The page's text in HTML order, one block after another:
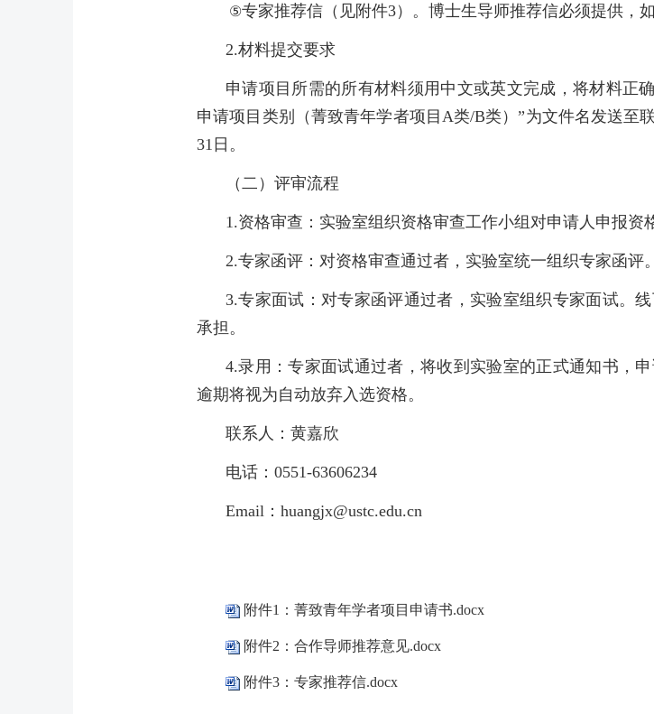
⑤专家推荐信（见附件3）。博士生导师推荐信必须提供，
2.材料提交要求
申请项目所需的所有材料须用中文或英文完成，将材料正
申请项目类别（菁致青年学者项目 A类/B类）”为文件名发送至
31 日。
（二）评审流程
1.资格审查：实验室组织资格审查工作小组对申请人申报资
2.专家函评：对资格审查通过者，实验室统一组织专家函评。
3.专家面试：对专家函评通过者，实验室组织专家面试。
承担。
4.录用：专家面试通过者，将收到实验室的正式通知书，
逾期将视为自动放弃入选资格。
联系人：黄嘉欣
电话：0551-63606234
Email ：huangjx@ustc.edu.cn
附件1：菁致青年学者项目申请书.docx
附件2：合作导师推荐意见.docx
附件3：专家推荐信.docx